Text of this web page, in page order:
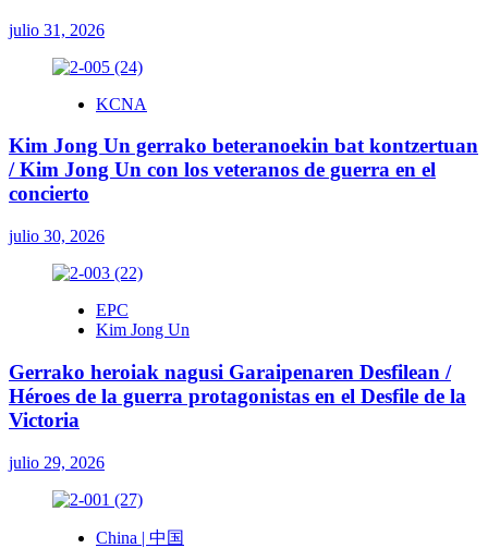
julio 31, 2026
KCNA
Kim Jong Un gerrako beteranoekin bat kontzertuan
/ Kim Jong Un con los veteranos de guerra en el
concierto
julio 30, 2026
EPC
Kim Jong Un
Gerrako heroiak nagusi Garaipenaren Desfilean /
Héroes de la guerra protagonistas en el Desfile de la
Victoria
julio 29, 2026
China | 中国